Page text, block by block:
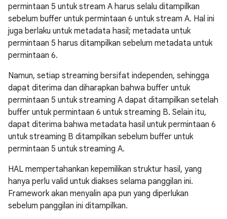
permintaan 5 untuk stream A harus selalu ditampilkan
sebelum buffer untuk permintaan 6 untuk stream A. Hal ini
juga berlaku untuk metadata hasil; metadata untuk
permintaan 5 harus ditampilkan sebelum metadata untuk
permintaan 6.
Namun, setiap streaming bersifat independen, sehingga
dapat diterima dan diharapkan bahwa buffer untuk
permintaan 5 untuk streaming A dapat ditampilkan setelah
buffer untuk permintaan 6 untuk streaming B. Selain itu,
dapat diterima bahwa metadata hasil untuk permintaan 6
untuk streaming B ditampilkan sebelum buffer untuk
permintaan 5 untuk streaming A.
HAL mempertahankan kepemilikan struktur hasil, yang
hanya perlu valid untuk diakses selama panggilan ini.
Framework akan menyalin apa pun yang diperlukan
sebelum panggilan ini ditampilkan.